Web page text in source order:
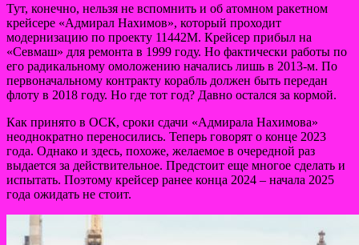
Тут, конечно, нельзя не вспомнить и об атомном ракетном
крейсере «Адмирал Нахимов», который проходит
модернизацию по проекту 11442М. Крейсер прибыл на
«Севмаш» для ремонта в 1999 году. Но фактически работы по
его радикальному омоложению начались лишь в 2013-м. По
первоначальному контракту корабль должен быть передан
флоту в 2018 году. Но где тот год? Давно остался за кормой.
Как принято в ОСК, сроки сдачи «Адмирала Нахимова»
неоднократно переносились. Теперь говорят о конце 2023
года. Однако и здесь, похоже, желаемое в очередной раз
выдается за действительное. Предстоит еще многое сделать и
испытать. Поэтому крейсер ранее конца 2024 – начала 2025
года ожидать не стоит.